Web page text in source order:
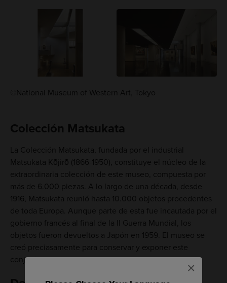
×
©National Museum of Western Art, Tokyo
Colección Matsukata
La Colección Matsukata, fundada por el industrial
Matsukata Kōjirō (1866-1950), constituye el núcleo de la
extraordinaria colección de este museo, compuesta por
más de 6.000 piezas. A lo largo de una década, desde
1916, Matsukata reunió hasta 10.000 objetos procedentes
de toda Europa. Aunque parte de esta fue incautada por el
gobierno francés al final de la II Guerra Mundial, los
objetos fueron devueltos a Japón en 1959. El museo se
creó preciasamente para conservar y exponer este
conjunto.